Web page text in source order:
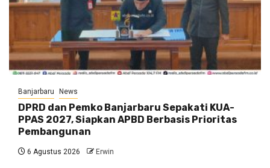
Banjarbaru News
DPRD dan Pemko Banjarbaru Sepakati KUA-
PPAS 2027, Siapkan APBD Berbasis Prioritas
Pembangunan
6 Agustus 2026 Erwin